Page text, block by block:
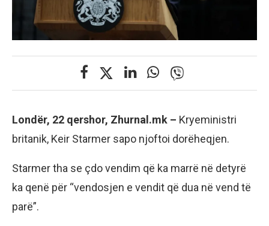
Londër, 22 qershor, Zhurnal.mk – Kryeministri
britanik, Keir Starmer sapo njoftoi dorëheqjen.
Starmer tha se çdo vendim që ka marrë në detyrë
ka qenë për “vendosjen e vendit që dua në vend të
parë”.